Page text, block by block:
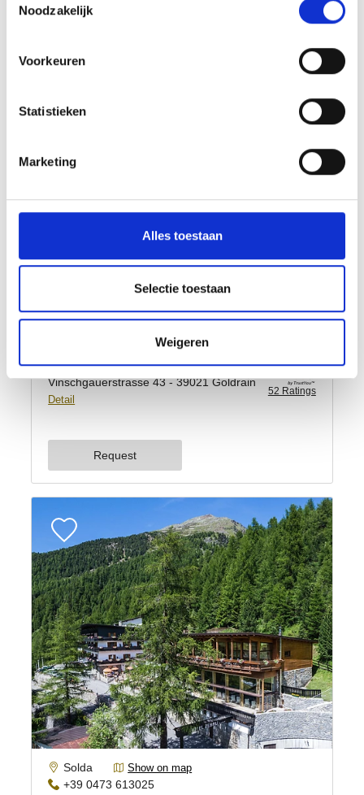
Noodzakelijk
Voorkeuren
Statistieken
Marketing
Alles toestaan
Selectie toestaan
Weigeren